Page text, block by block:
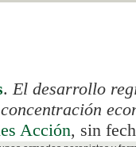
.El desarrollo
Acción, sin